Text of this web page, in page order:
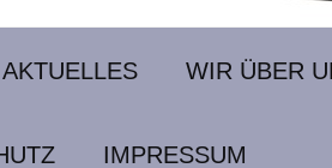
AKTUELLES WIR ÜBER
IMPRESSUM